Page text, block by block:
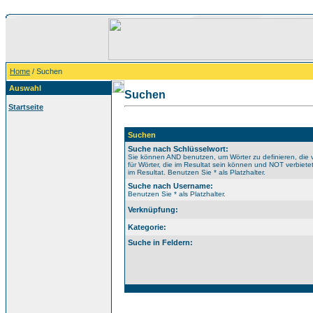
Home / Suchen
Auswahl
Startseite
Suchen
Suchen
Suche nach Schlüsselwort:
Sie können AND benutzen, um Wörter zu definieren, die
für Wörter, die im Resultat sein können und NOT
im Resultat. Benutzen Sie * als Platzhalter.
Suche nach Username:
Benutzen Sie * als Platzhalter.
Verknüpfung:
Kategorie:
Suche in Feldern: